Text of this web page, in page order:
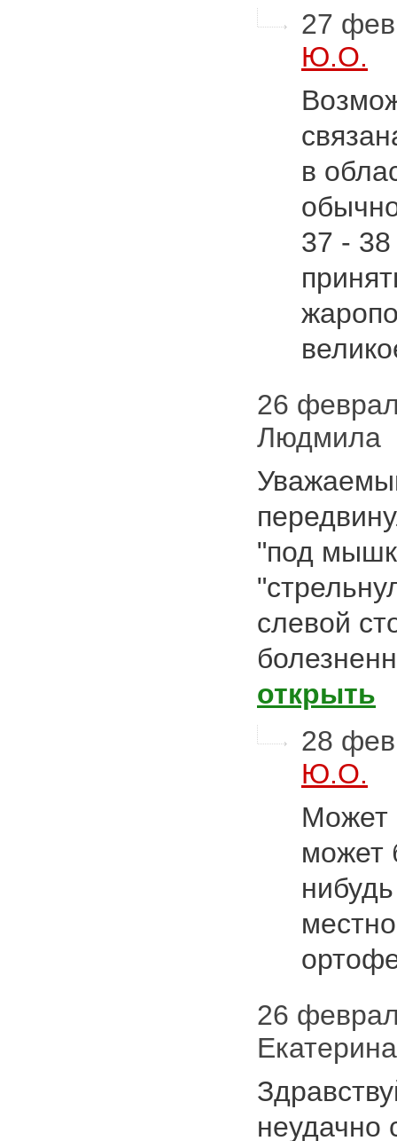
27
Ю.О.
в
37 -
26
Людмила
"под
слевой
открыть
28
Ю.О.
Может
может
26
неудачно